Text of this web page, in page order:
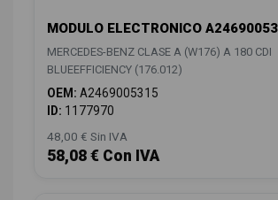
MODULO ELECTRONICO
MERCEDES-BENZ CLASE A (W176) A 180 CDI
BLUEEFFICIENCY (176.012)
OEM: A2469005315
ID: 1177970
48,00 € Sin IVA
58,08 € Con IVA